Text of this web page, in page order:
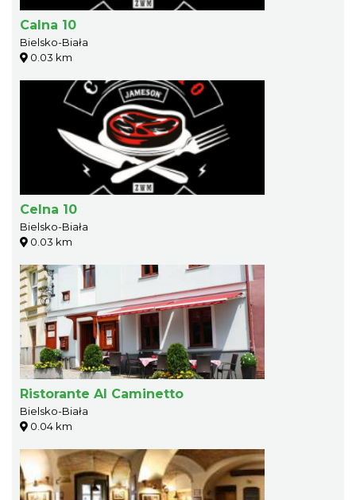
Calna 10
Bielsko-Biała
0.03 km
Celna 10
Bielsko-Biała
0.03 km
Ristorante Al Caminetto
Bielsko-Biała
0.04 km